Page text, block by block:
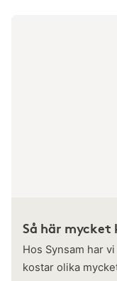
Så här mycket
Hos Synsam har
kostar olika